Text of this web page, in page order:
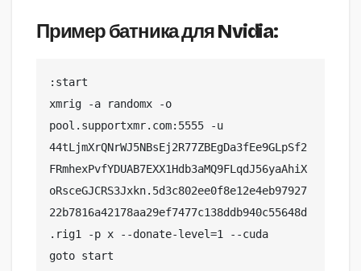
Пример батника для Nvidia:
:start
xmrig -a randomx -o
pool.supportxmr.com:5555 -u
44tLjmXrQNrWJ5NBsEj2R77ZBEgDa3fEe9GLpSf2
FRmhexPvfYDUAB7EXX1Hdb3aMQ9FLqdJ56yaAhiX
oRsceGJCRS3Jxkn.5d3c802ee0f8e12e4eb97927
22b7816a42178aa29ef7477c138ddb940c55648d
.rig1 -p x --donate-level=1 --cuda